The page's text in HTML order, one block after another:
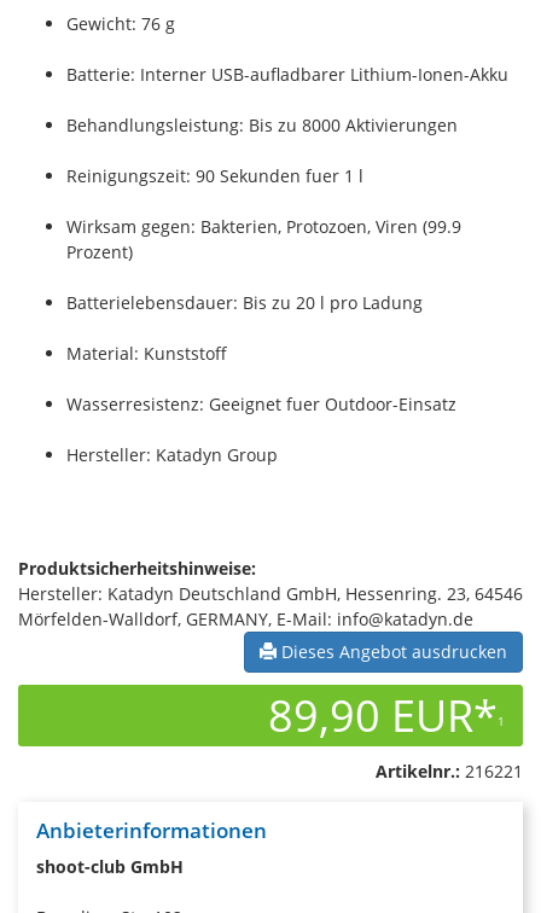
Gewicht: 76 g
Batterie: Interner USB-aufladbarer Lithium-Ionen-Akku
Behandlungsleistung: Bis zu 8000 Aktivierungen
Reinigungszeit: 90 Sekunden fuer 1 l
Wirksam gegen: Bakterien, Protozoen, Viren (99.9
Prozent)
Batterielebensdauer: Bis zu 20 l pro Ladung
Material: Kunststoff
Wasserresistenz: Geeignet fuer Outdoor-Einsatz
Hersteller: Katadyn Group
Produktsicherheitshinweise:
Hersteller: Katadyn Deutschland GmbH, Hessenring. 23, 64546
Mörfelden-Walldorf, GERMANY, E-Mail: info@katadyn.de
Dieses Angebot ausdrucken
89,90 EUR*1
Artikelnr.: 216221
Anbieterinformationen
shoot-club GmbH